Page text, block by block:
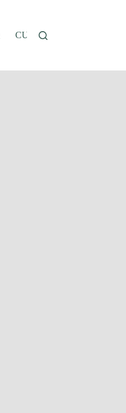
CUCINA E RICETTE